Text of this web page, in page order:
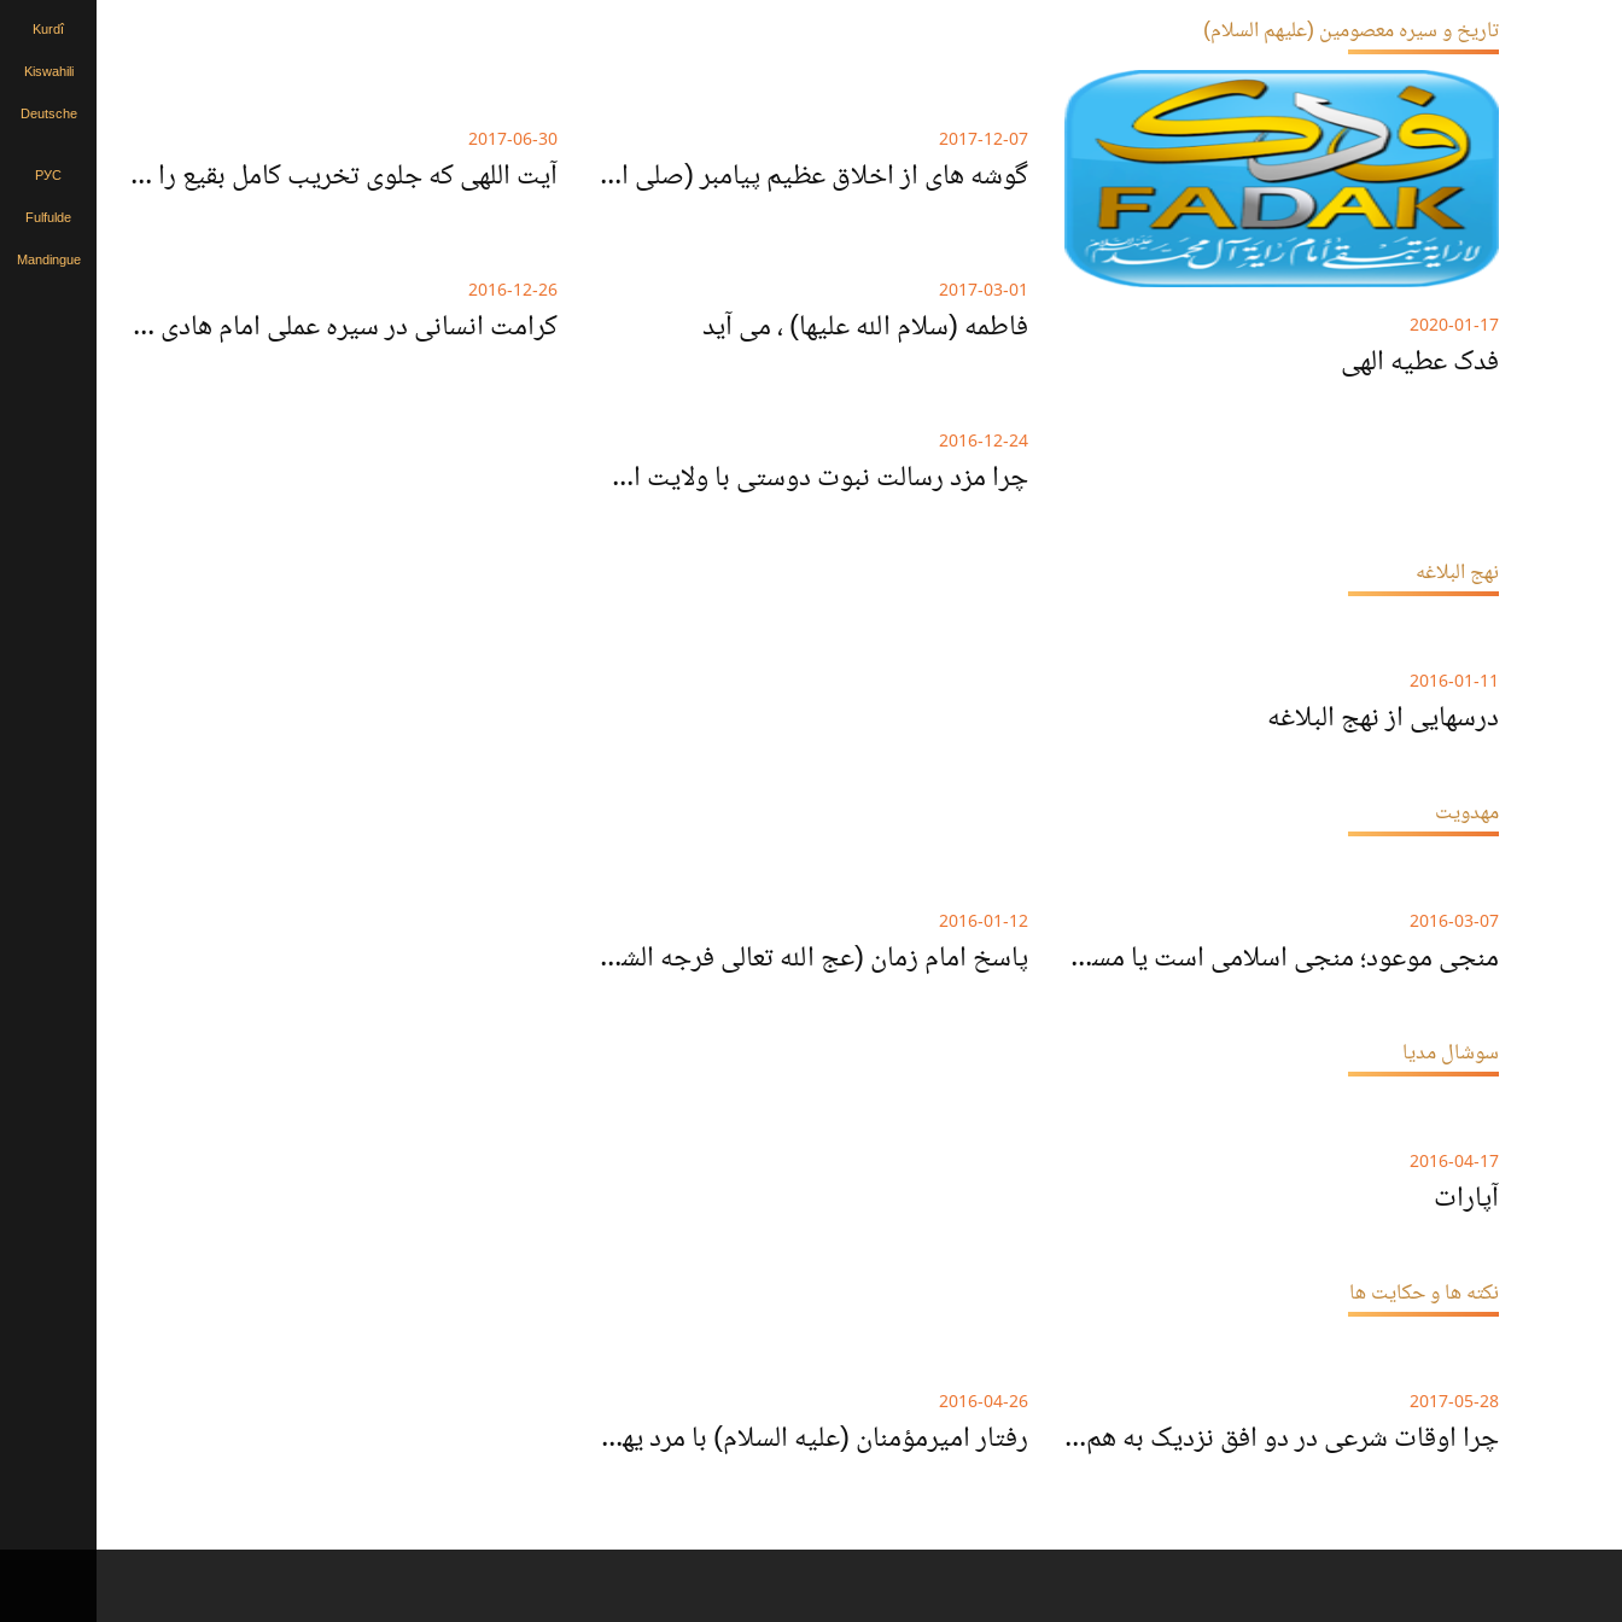
Kurdî
Kiswahili
Deutsche
РУС
Fulfulde
Mandingue
تاریخ و سیره معصومین (علیهم السلام)
نهج البلاغه
مهدویت
سوشال مدیا
نکته ها و حکایت ها
تاریخ و سیره معصومین (علیهم السلام)
2020-01-17
فدک عطیه الهی
2017-12-07
گوشه هاى از اخلاق عظيم پيامبر (صلی الله علیه و آله)
2017-06-30
آیت اللهی که جلوی تخریب کامل بقیع را گرفت.
2017-03-01
فاطمه (سلام الله علیها) ، می آید
2016-12-26
کرامت انسانی در سیره عملی امام هادی علیه السلام
2016-12-24
چرا مزد رسالت نبوت دوستی با ولایت است؟!
نهج البلاغه
2016-01-11
درسهایی از نهج البلاغه
مهدویت
2016-03-07
منجی موعود؛ منجی اسلامی است یا مسیحی؟
2016-01-12
پاسخ امام زمان (عج الله تعالی فرجه الشریف) به چند شبهه عاشورایی
سوشال مدیا
2016-04-17
آپارات
نکته ها و حکایت ها
2017-05-28
چرا اوقات شرعی در دو افق نزدیک به هم اختلاف مشهود دارد؟
2016-04-26
رفتار امیرمؤمنان (علیه السلام) با مرد یهودی